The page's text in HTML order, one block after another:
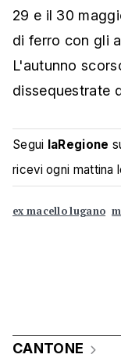
29 e il 30
di ferro con gli
L'autunno
dissequestrate
Segui laRegione
ricevi ogni mattina
ex macello lugano
CANTONE